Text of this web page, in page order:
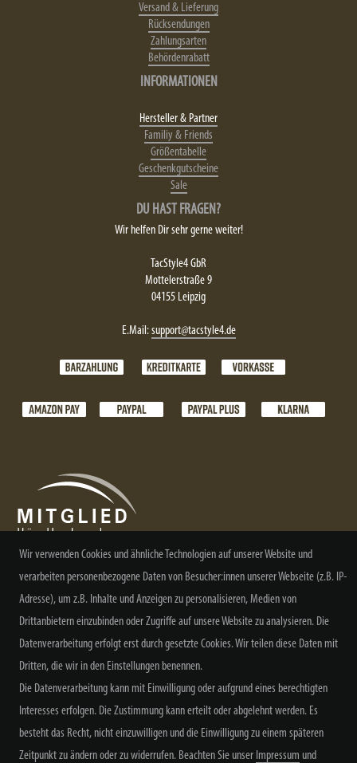
Versand & Lieferung
Rücksendungen
Zahlungsarten
Behördenrabatt
INFORMATIONEN
Hersteller & Partner
Familiy & Friends
Größentabelle
Geschenkgutscheine
Sale
DU HAST FRAGEN?
Wir helfen Dir sehr gerne weiter!
TacStyle4 GbR
Mottelerstraße 9
04155 Leipzig
E.Mail:support@tacstyle4.de
NEWSLETTER ABONNIEREN
Alle Preisangaben inkl. MwSt. zzgl. Versand
Wir verwenden Cookies und ähnliche Technologien auf unserer Website und
verarbeiten personenbezogene Daten von Besucher:innen unserer Webseite (z.B. IP-
Adresse), um z.B. Inhalte und Anzeigen zu personalisieren, Medien von
Drittanbietern einzubinden oder Zugriffe auf unsere Website zu analysieren. Die
Datenverarbeitung erfolgt erst durch gesetzte Cookies. Wir teilen diese Daten mit
Dritten, die wir in den Einstellungen benennen.
Die Datenverarbeitung kann mit Einwilligung oder aufgrund eines berechtigten
Interesses erfolgen. Die Zustimmung kann erteilt oder abgelehnt werden. Es
besteht das Recht, nicht einzuwilligen und die Einwilligung zu einem späteren
Zeitpunkt zu ändern oder zu widerrufen. Beachten Sie unser Impressum und